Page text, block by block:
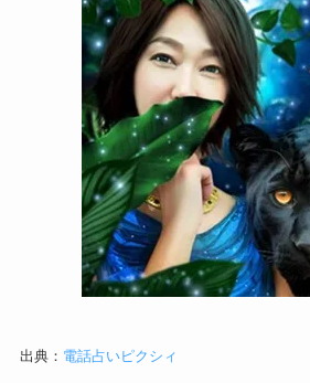
出典： 電話占いピクシィ